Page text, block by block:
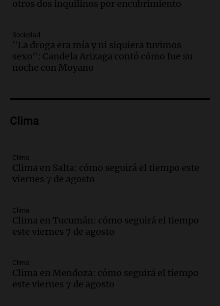
Audio.Tucumán enfrenta un equilibrio
Panorama Federal
Episodios
Audio.La calidad del empleo en
Argentina cae y preocupa a economistas
Audio.
Episodios
Audio.Solicitan quiebra de Lebron
Episodios
Audio.Detienen a pareja en Alderete por
Panorama Federal
Episodios
otros dos inquilinos por encubrimiento
Sociedad
"La droga era mía y ni siquiera tuvimos
sexo": Candela Arizaga contó cómo fue su
noche con Moyano
Clima
Clima
Clima en Salta: cómo seguirá el tiempo este
viernes 7 de agosto
Clima
Clima en Tucumán: cómo seguirá el tiempo
este viernes 7 de agosto
Clima
Clima en Mendoza: cómo seguirá el tiempo
este viernes 7 de agosto